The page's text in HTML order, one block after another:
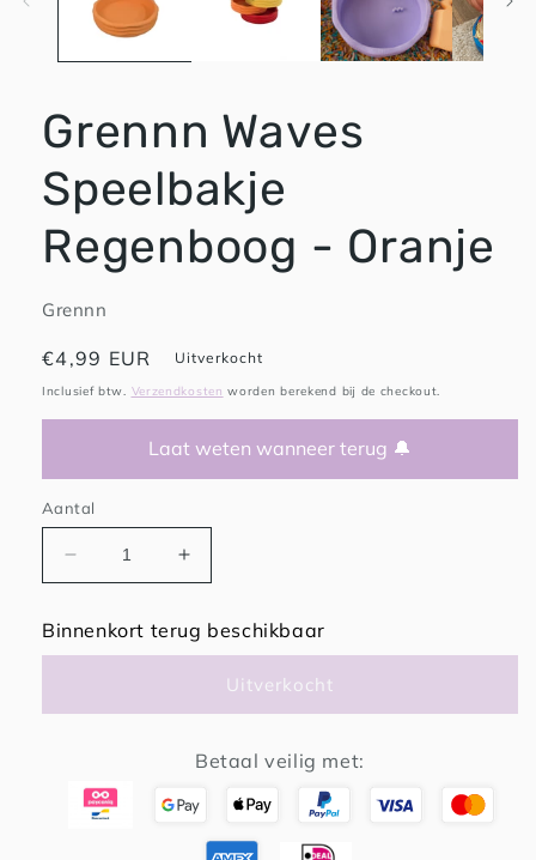
Grennn Waves
Speelbakje
Regenboog - Oranje
Grennn
Normale
prijs
€4,99 EUR Uitverkocht
Inclusief btw. Verzendkosten worden berekend bij de checkout.
Laat weten wanneer terug 🔔
Aantal
Aantal
verlagen
Grennn
Regenboog
Aantal
verhogen
Grennn
Speelbakje
Regenboog
Oranje
Binnenkort terug beschikbaar
Uitverkocht
Betaal veilig met: